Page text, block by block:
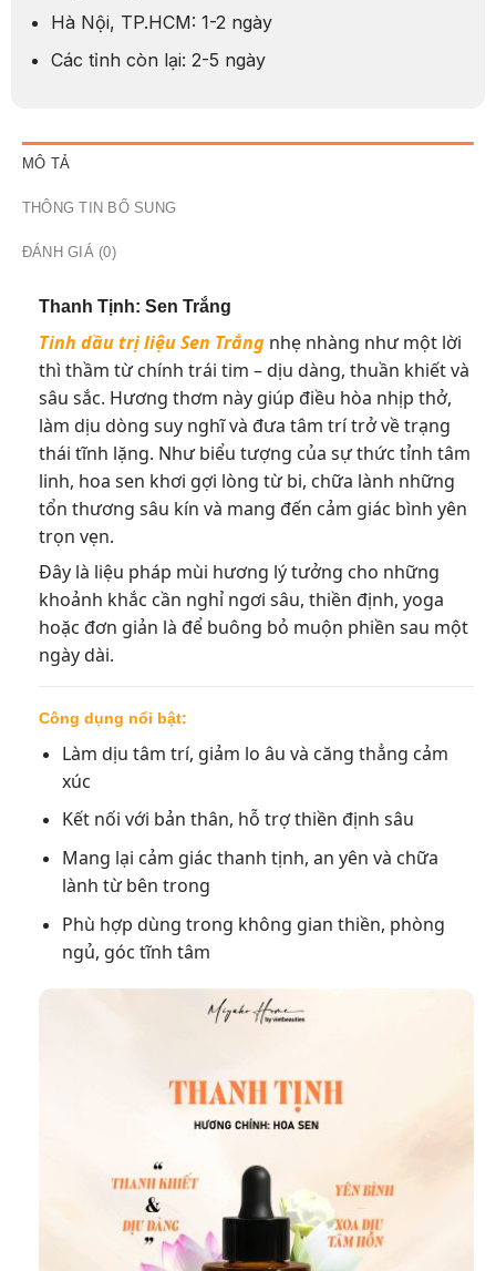
Hà Nội, TP.HCM: 1-2 ngày
Các tỉnh còn lại: 2-5 ngày
MÔ TẢ
THÔNG TIN BỔ SUNG
ĐÁNH GIÁ (0)
Thanh Tịnh: Sen Trắng
Tinh dầu trị liệu Sen Trắngnhẹ nhàng như một lời
thì thầm từ chính trái tim – dịu dàng, thuần khiết và
sâu sắc. Hương thơm này giúp điều hòa nhịp thở,
làm dịu dòng suy nghĩ và đưa tâm trí trở về trạng
thái tĩnh lặng. Như biểu tượng của sự thức tỉnh tâm
linh, hoa sen khơi gợi lòng từ bi, chữa lành những
tổn thương sâu kín và mang đến cảm giác bình yên
trọn vẹn.
Đây là liệu pháp mùi hương lý tưởng cho những
khoảnh khắc cần nghỉ ngơi sâu, thiền định, yoga
hoặc đơn giản là để buông bỏ muộn phiền sau một
ngày dài.
Công dụng nổi bật:
Làm dịu tâm trí, giảm lo âu và căng thẳng cảm
xúc
Kết nối với bản thân, hỗ trợ thiền định sâu
Mang lại cảm giác thanh tịnh, an yên và chữa
lành từ bên trong
Phù hợp dùng trong không gian thiền, phòng
ngủ, góc tĩnh tâm